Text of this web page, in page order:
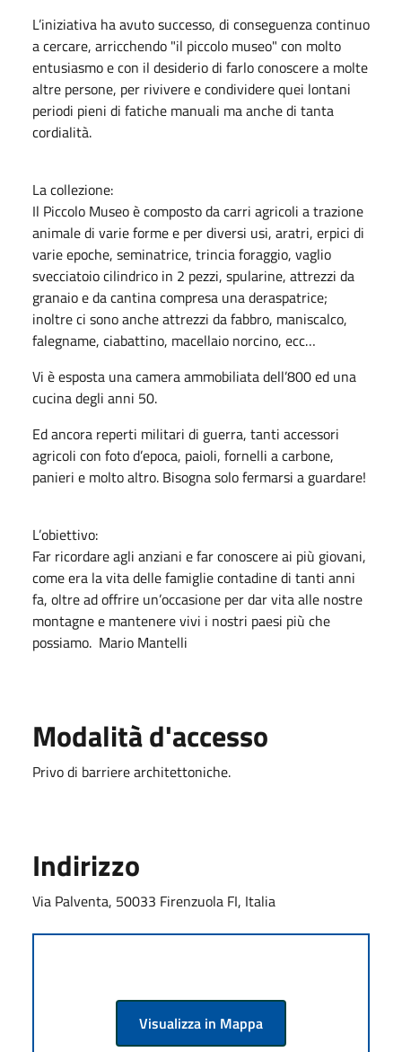
L’iniziativa ha avuto successo, di conseguenza continuo
a cercare, arricchendo "il piccolo museo" con molto
entusiasmo e con il desiderio di farlo conoscere a molte
altre persone, per rivivere e condividere quei lontani
periodi pieni di fatiche manuali ma anche di tanta
cordialità.
La collezione:
Il Piccolo Museo è composto da carri agricoli a trazione
animale di varie forme e per diversi usi, aratri, erpici di
varie epoche, seminatrice, trincia foraggio, vaglio
svecciatoio cilindrico in 2 pezzi, spularine, attrezzi da
granaio e da cantina compresa una deraspatrice;
inoltre ci sono anche attrezzi da fabbro, maniscalco,
falegname, ciabattino, macellaio norcino, ecc…
Vi è esposta una camera ammobiliata dell’800 ed una
cucina degli anni 50.
Ed ancora reperti militari di guerra, tanti accessori
agricoli con foto d’epoca, paioli, fornelli a carbone,
panieri e molto altro. Bisogna solo fermarsi a guardare!
L’obiettivo:
Far ricordare agli anziani e far conoscere ai più giovani,
come era la vita delle famiglie contadine di tanti anni
fa, oltre ad offrire un’occasione per dar vita alle nostre
montagne e mantenere vivi i nostri paesi più che
possiamo. Mario Mantelli
Modalità d'accesso
Privo di barriere architettoniche.
Indirizzo
Via Palventa, 50033 Firenzuola FI, Italia
Visualizza in Mappa